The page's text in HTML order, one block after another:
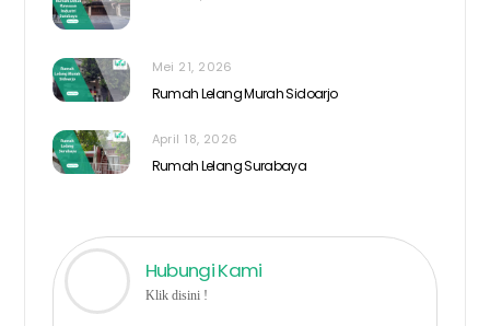
Mei 21, 2026
Rumah Lelang Murah Sidoarjo
April 18, 2026
Rumah Lelang Surabaya
Hubungi Kami
Klik disini !